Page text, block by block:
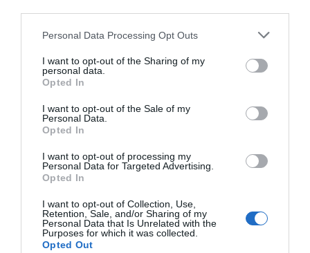
Please note that this website/app uses one or more Google
not limited to your visit or usage behaviour. You may click to
grant or deny consent to Google and its third-party tags to
use your data for below specified purposes in below Google
consent section.
Personal Data Processing Opt Outs
I want to opt-out of the Sharing of my
personal data.
Opted In
I want to opt-out of the Sale of my
Personal Data.
Opted In
I want to opt-out of processing my
Personal Data for Targeted Advertising.
Opted In
I want to opt-out of Collection, Use,
Retention, Sale, and/or Sharing of my
Personal Data that Is Unrelated with the
Purposes for which it was collected.
Opted Out
ΑΘΛΗΤΙΚΑ
Τάκης Οικονομόπουλος: Που και πότε θα
γίνει η κηδεία του θρύλου του Παναθηναϊκού